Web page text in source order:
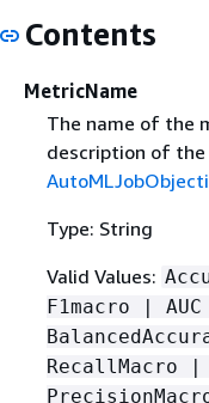
Contents
MetricName
The name of the
description of the
Type: String
Valid Values:
F1macro |
RecallMacro